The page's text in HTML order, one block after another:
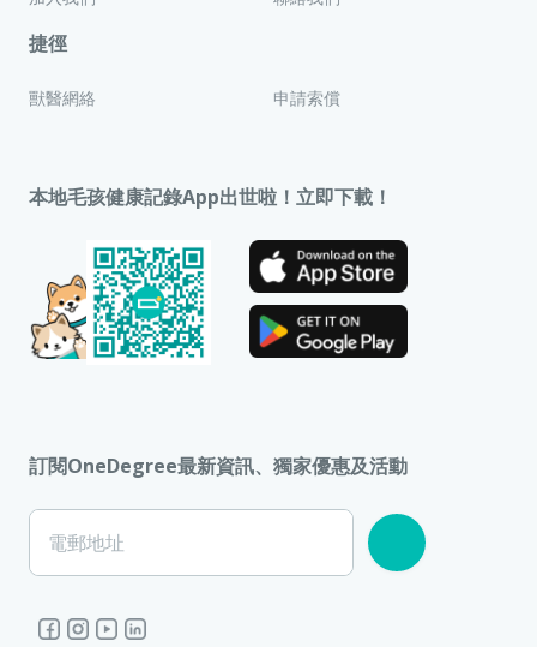
捷徑
獸醫網絡 申請索償
本地毛孩健康記錄App出世啦！立即下載！
訂閱OneDegree最新資訊、獨家優惠及活動
電郵地址